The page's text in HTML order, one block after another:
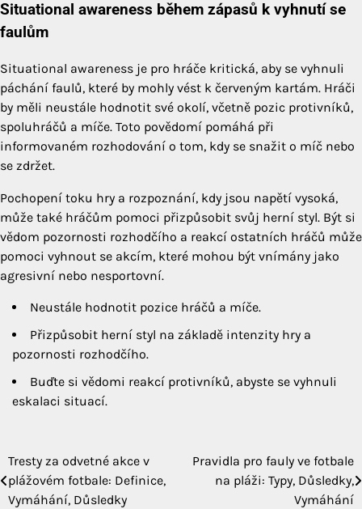
Situational awareness během zápasů k vyhnutí se
faulům
Situational awareness je pro hráče kritická, aby se vyhnuli
páchání faulů, které by mohly vést k červeným kartám. Hráči
by měli neustále hodnotit své okolí, včetně pozic protivníků,
spoluhráčů a míče. Toto povědomí pomáhá při
informovaném rozhodování o tom, kdy se snažit o míč nebo
se zdržet.
Pochopení toku hry a rozpoznání, kdy jsou napětí vysoká,
může také hráčům pomoci přizpůsobit svůj herní styl. Být si
vědom pozornosti rozhodčího a reakcí ostatních hráčů může
pomoci vyhnout se akcím, které mohou být vnímány jako
agresivní nebo nesportovní.
Neustále hodnotit pozice hráčů a míče.
Přizpůsobit herní styl na základě intenzity hry a
pozornosti rozhodčího.
Buďte si vědomi reakcí protivníků, abyste se vyhnuli
eskalaci situací.
Post
navigation
Tresty za odvetné akce v
plážovém fotbale: Definice,
Vymáhání, Důsledky
Pravidla pro fauly ve fotbale
na pláži: Typy, Důsledky,
Vymáhání